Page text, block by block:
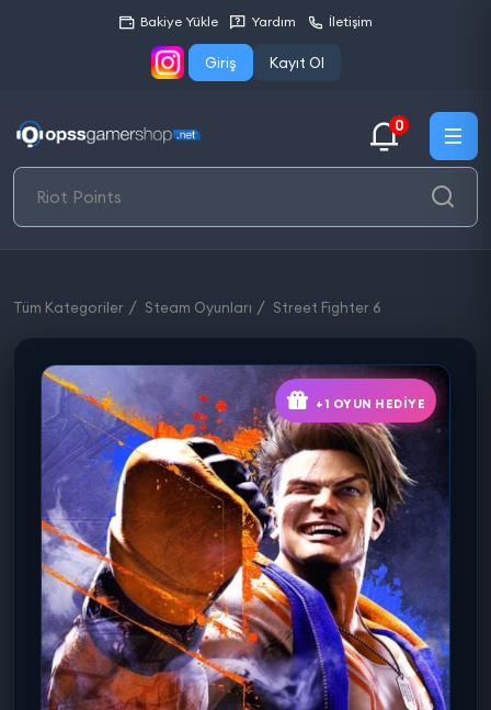
Bakiye Yükle Yardım İletişim
Giriş Kayıt Ol
0
Tüm Kategoriler Steam Oyunları Street Fighter 6
+1 OYUN HEDIYE